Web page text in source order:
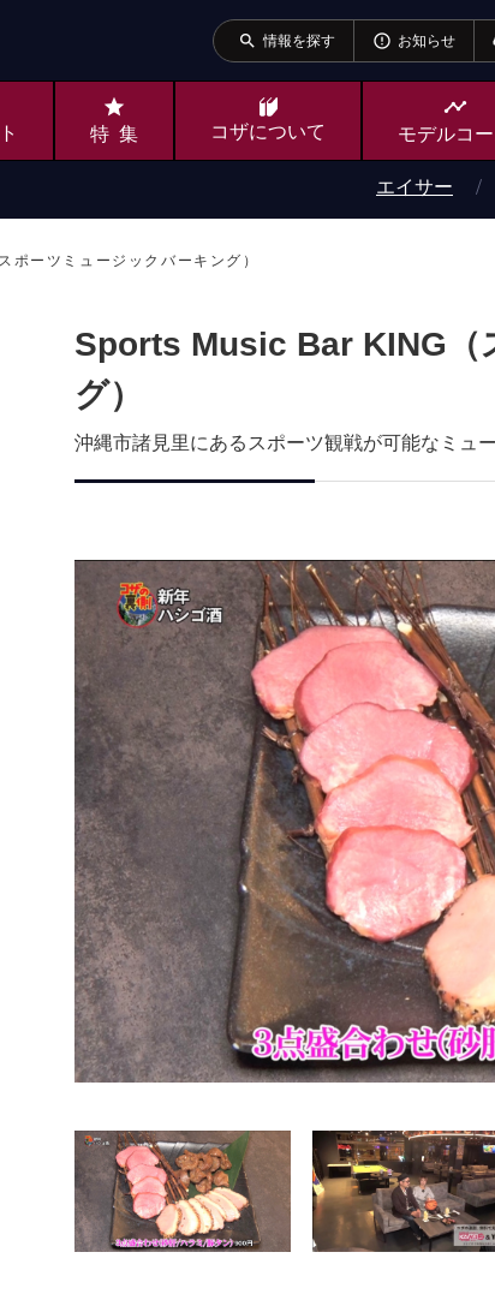
search 情報を探す error_outline お知らせ
star
特集 コザについて
timeline
モデルコ
エイサー
ーツミュージックバーキング）
Sports Music Bar KING（
グ）
沖縄市諸見里にあるスポーツ観戦が可能なミュ